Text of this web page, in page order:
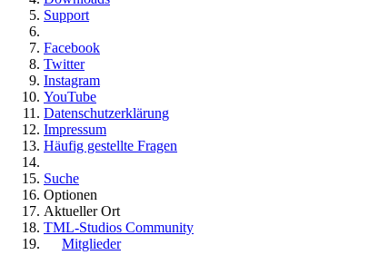
Support
Facebook
Twitter
Instagram
YouTube
Datenschutzerklärung
Impressum
Häufig gestellte Fragen
Suche
Optionen
Aktueller Ort
TML-Studios Community
Mitglieder